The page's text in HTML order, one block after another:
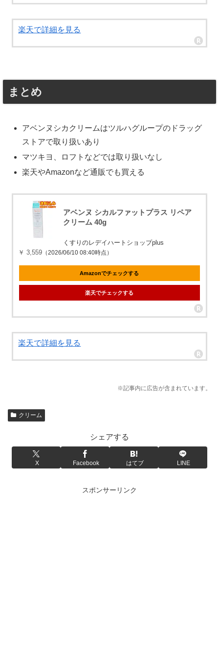
楽天で詳細を見る
まとめ
アベンヌシカクリームはツルハグループのドラッグ
ストアで取り扱いあり
マツキヨ、ロフトなどでは取り扱いなし
楽天やAmazonなど通販でも買える
アベンヌ シカルファットプラス リペア
クリーム 40g
くすりのレデイハートショップplus
￥ 3,559 （2026/06/10 08:40時点）
Amazonでチェックする
楽天でチェックする
楽天で詳細を見る
※記事内に広告が含まれています。
クリーム
シェアする
X Facebook はてブ LINE
スポンサーリンク